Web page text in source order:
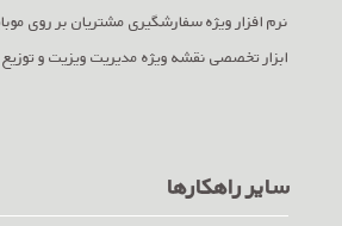
نرم افزار ویژه سفارشگیری مشتریان بر روی
ابزار تخصصی نقشه ویژه مدیریت ویزیت و
سایر راهکارها